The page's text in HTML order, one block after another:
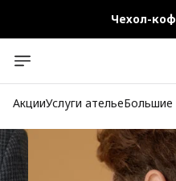
Чехол-
Бесплатная доставка
АкцииУслуги ательеБольшие